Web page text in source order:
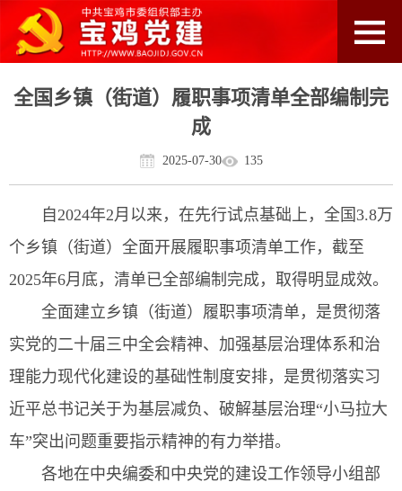
全国乡镇（街道）履职事项清单全部编制完
成
2025-07-30 135
自2024年2月以来，在先行试点基础上，全国3.8万
个乡镇（街道）全面开展履职事项清单工作，截至
2025年6月底，清单已全部编制完成，取得明显成效。
全面建立乡镇（街道）履职事项清单，是贯彻落
实党的二十届三中全会精神、加强基层治理体系和治
理能力现代化建设的基础性制度安排，是贯彻落实习
近平总书记关于为基层减负、破解基层治理“小马拉大
车”突出问题重要指示精神的有力举措。
各地在中央编委和中央党的建设工作领导小组部